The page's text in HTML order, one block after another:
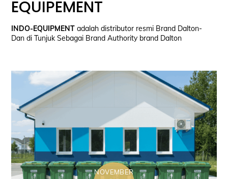
EQUIPEMENT
INDO-EQUIPMENT adalah distributor resmi Brand Dalton-
Dan di Tunjuk Sebagai Brand Authority brand Dalton
NOVEMBER